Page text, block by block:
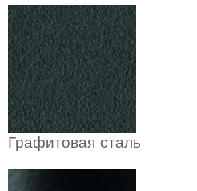
Графитовая сталь